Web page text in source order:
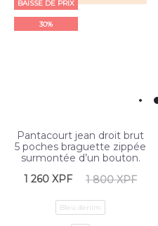
BAISSE DE PRIX
30%
Pantacourt jean droit brut
5 poches braguette zippée
surmontée d’un bouton.
1 800XPF
1 260 XPF
Bleu denim